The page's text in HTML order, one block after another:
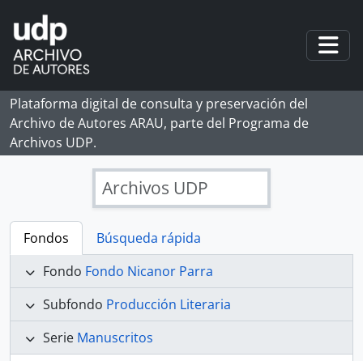
Skip to main content
Plataforma digital de consulta y preservación del
Archivo de Autores ARAU, parte del Programa de
Archivos UDP.
Archivos UDP
Fondos
Búsqueda rápida
Fondo Fondo Nicanor Parra
Subfondo Producción Literaria
Serie Manuscritos